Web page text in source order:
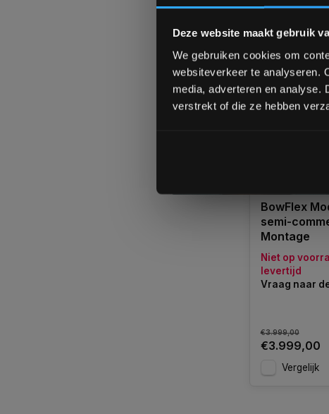
Deze website maakt gebruik
We gebruiken cookies om
websiteverkeer te analyseren.
media, adverteren en analyse.
verstrekt of die ze hebben
Vergelijk
BowFlex
semi-
Montage
Niet op
levertijd
Vraag naar
€3.999,00
€3.999,00
Vergelijk